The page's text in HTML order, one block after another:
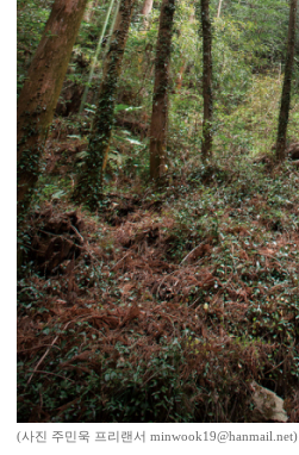
(사진 주민욱 프리랜서 minwook19@hanmail.net)